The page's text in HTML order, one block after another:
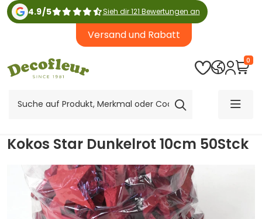
4.9/5 Sieh dir 121 Bewertungen an
Versand und Rabatt
0
Kokos Star Dunkelrot 10cm 50Stck